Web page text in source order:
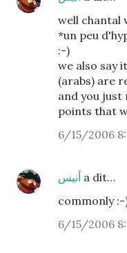
well chantal
*un peu
:-)
we also say
(arabs) are
and you
points that
6/15/2006
أنيس a dit…
commonly :-
6/15/2006